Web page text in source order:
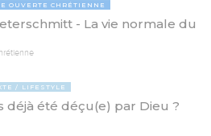
OUVERTE CHRÉTIENNE
- La vie normale du
LIFESTYLE
déjà été déçu(e) par Dieu ?